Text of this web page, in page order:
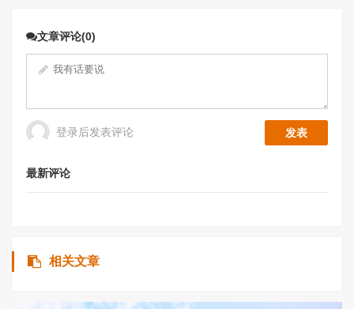
文章评论(0)
登录后发表评论
最新评论
相关文章